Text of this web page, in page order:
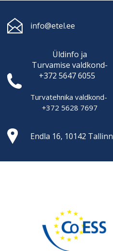
info@etel.ee
Üldinfo ja
Turvamise valdkond-
+372 5647 6055
Turvatehnika valdkond-
+372 5628 7697
Endla 16, 10142 Tallinn